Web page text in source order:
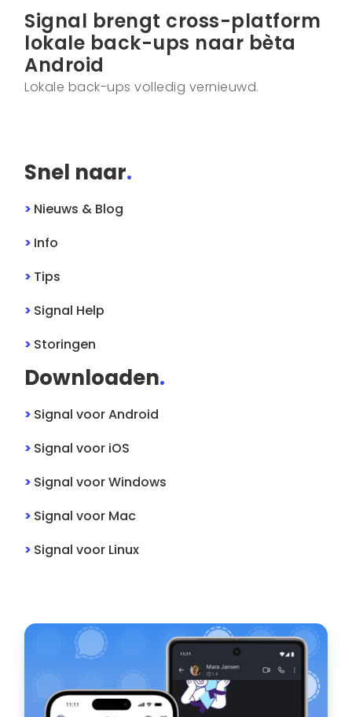
Signal brengt cross-platform
lokale back-ups naar bèta
Android
Lokale back-ups volledig vernieuwd.
Snel naar.
> Nieuws & Blog
> Info
> Tips
> Signal Help
> Storingen
Downloaden.
> SignalvoorAndroid
> Signalvoor iOS
> SignalvoorWindows
> Signalvoor Mac
> Signalvoor Linux